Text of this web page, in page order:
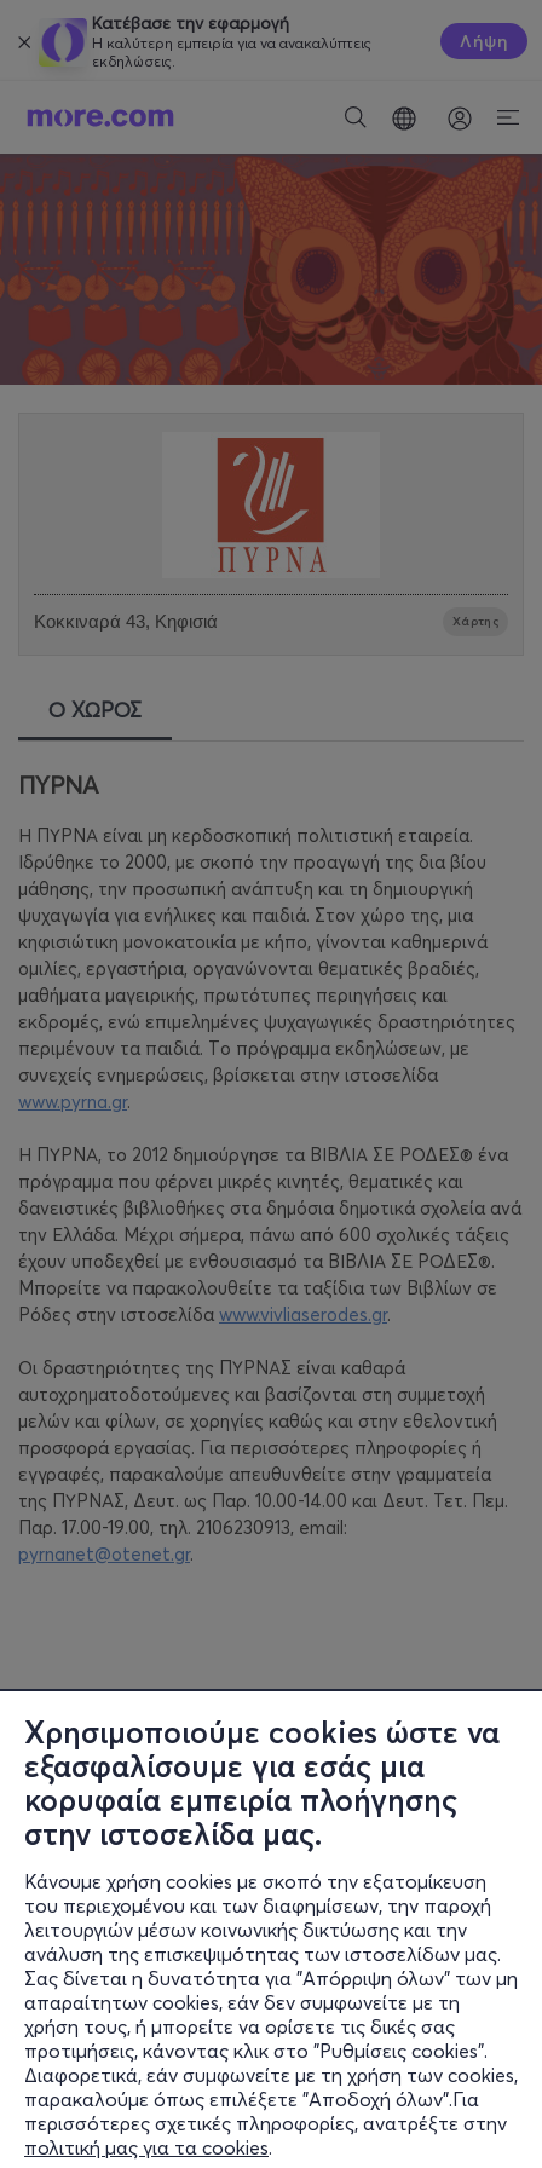
Χρησιμοποιούμε cookies ώστε να
εξασφαλίσουμε για εσάς μια
κορυφαία εμπειρία πλοήγησης
στην ιστοσελίδα μας.
Κάνουμε χρήση cookies με σκοπό την εξατομίκευση
του περιεχομένου και των διαφημίσεων, την παροχή
λειτουργιών μέσων κοινωνικής δικτύωσης και την
ανάλυση της επισκεψιμότητας των ιστοσελίδων μας.
Σας δίνεται η δυνατότητα για "Απόρριψη όλων" των μη
απαραίτητων cookies, εάν δεν συμφωνείτε με τη
χρήση τους, ή μπορείτε να ορίσετε τις δικές σας
προτιμήσεις, κάνοντας κλικ στο "Ρυθμίσεις cookies".
Διαφορετικά, εάν συμφωνείτε με τη χρήση των cookies,
παρακαλούμε όπως επιλέξετε "Αποδοχή όλων".Για
περισσότερες σχετικές πληροφορίες, ανατρέξτε στην
πολιτική μας για τα cookies.
Κατέβασε την εφαρμογή
Η καλύτερη εμπειρία για να ανακαλύπτεις
εκδηλώσεις.
Λήψη
Κοκκιναρά 43, Κηφισιά Χάρτης
Ο ΧΩΡΟΣ
ΠΥΡΝΑ
Η ΠΥΡΝΑ είναι μη κερδοσκοπική πολιτιστική εταιρεία.
Ιδρύθηκε το 2000, με σκοπό την προαγωγή της δια βίου
μάθησης, την προσωπική ανάπτυξη και τη δημιουργική
ψυχαγωγία για ενήλικες και παιδιά. Στον χώρο της, μια
κηφισιώτικη μονοκατοικία με κήπο, γίνονται καθημερινά
ομιλίες, εργαστήρια, οργανώνονται θεματικές βραδιές,
μαθήματα μαγειρικής, πρωτότυπες περιηγήσεις και
εκδρομές, ενώ επιμελημένες ψυχαγωγικές δραστηριότητες
περιμένουν τα παιδιά. Tο πρόγραμμα εκδηλώσεων, με
συνεχείς ενημερώσεις, βρίσκεται στην ιστοσελίδα
www.pyrna.gr.
Η ΠΥΡΝΑ, το 2012 δημιούργησε τα ΒΙΒΛΙΑ ΣΕ ΡΟΔΕΣ® ένα
πρόγραμμα που φέρνει μικρές κινητές, θεματικές και
δανειστικές βιβλιοθήκες στα δημόσια δημοτικά σχολεία ανά
την Ελλάδα. Μέχρι σήμερα, πάνω από 600 σχολικές τάξεις
έχουν υποδεχθεί με ενθουσιασμό τα ΒΙΒΛΙΑ ΣΕ ΡΟΔΕΣ®.
Μπορείτε να παρακολουθείτε τα ταξίδια των Βιβλίων σε
Ρόδες στην ιστοσελίδα www.vivliaserodes.gr.
Οι δραστηριότητες της ΠΥΡΝΑΣ είναι καθαρά
αυτοχρηματοδοτούμενες και βασίζονται στη συμμετοχή
μελών και φίλων, σε χορηγίες καθώς και στην εθελοντική
προσφορά εργασίας. Για περισσότερες πληροφορίες ή
εγγραφές, παρακαλούμε απευθυνθείτε στην γραμματεία
της ΠΥΡΝΑΣ, Δευτ. ως Παρ. 10.00-14.00 και Δευτ. Τετ. Πεμ.
Παρ. 17.00-19.00, τηλ. 2106230913, email:
pyrnanet@otenet.gr.
Πληροφορίες
Υποστήριξη
Stay Connected